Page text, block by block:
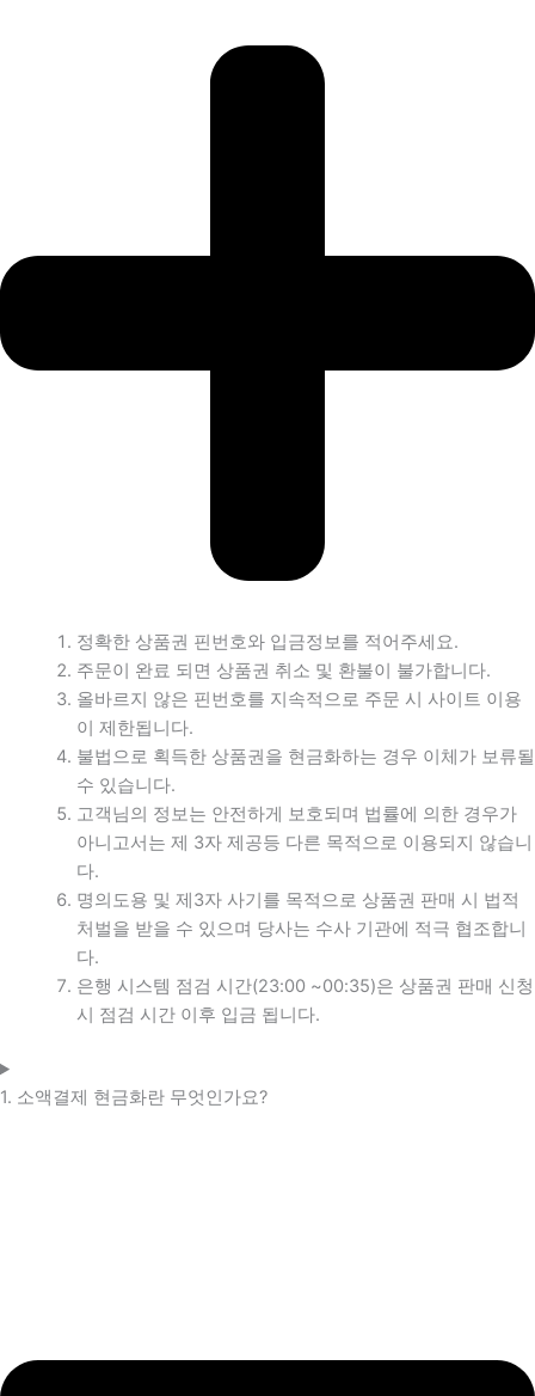
정확한 상품권 핀번호와 입금정보를 적어주세요.
주문이 완료 되면 상품권 취소 및 환불이 불가합니다.
올바르지 않은 핀번호를 지속적으로 주문 시 사이트 이용
이 제한됩니다.
불법으로 획득한 상품권을 현금화하는 경우 이체가 보류될
수 있습니다.
고객님의 정보는 안전하게 보호되며 법률에 의한 경우가
아니고서는 제 3자 제공등 다른 목적으로 이용되지 않습니
다.
명의도용 및 제3자 사기를 목적으로 상품권 판매 시 법적
처벌을 받을 수 있으며 당사는 수사 기관에 적극 협조합니
다.
은행 시스템 점검 시간(23:00 ~00:35)은 상품권 판매 신청
시 점검 시간 이후 입금 됩니다.
1. 소액결제 현금화란 무엇인가요?